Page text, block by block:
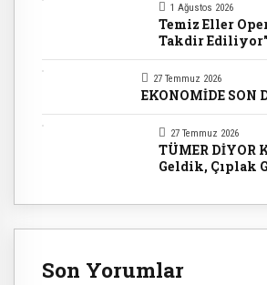
1 Ağustos 2026
Temiz Eller
Takdir Ediliyor"
27 Temmuz 2026
EKONOMİDE SON
27 Temmuz 2026
TÜMER DİYOR
Geldik, Çıplak
Son Yorumlar